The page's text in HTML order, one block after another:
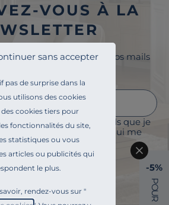
pas de surprise dans la
utilisons des cookies
cookies tiers pour
fonctionnalités du site,
statistiques ou vous
articles ou publicités qui
le plus.
rendez-vous sur "
sans accepter
VOUS À LA
newsletter et surveillez vos mails
des ouvertures des emails que je
les contenus qui me
des fins statistiques.
Je m'abonne -5%
P
O
U
R